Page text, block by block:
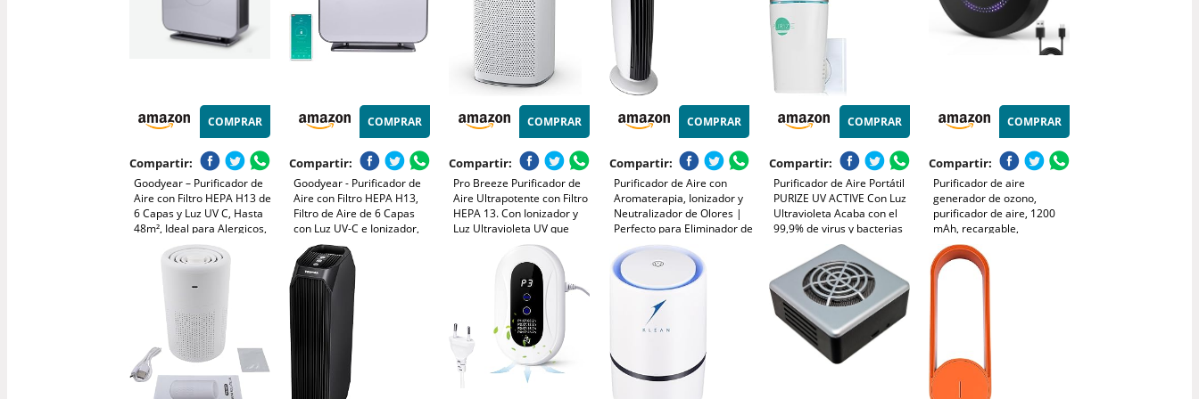
COMPRAR
Compartir:
Goodyear – Purificador de
Aire con Filtro HEPA H13 de
6 Capas y Luz UV C, Hasta
48m², Ideal para Alergicos,
CADR 120 m³/h, Modo
Sleep, con Mando
COMPRAR
Compartir:
Goodyear - Purificador de
Aire con Filtro HEPA H13,
Filtro de Aire de 6 Capas
con Luz UV-C e Ionizador,
Elimina 99% de Alergias,
Polen y Humo, Cobertura 88
m², Silencioso 20dB para
Dormitorio
COMPRAR
Compartir:
Pro Breeze Purificador de
Aire Ultrapotente con Filtro
HEPA 13. Con Ionizador y
Luz Ultravioleta UV que
captura Partículas,
Alérgenos y Elimina olores.
Para Casa y Habitaciones
CADR 460 m³
COMPRAR
Compartir:
Purificador de Aire con
Aromaterapia, Ionizador y
Neutralizador de Olores |
Perfecto para Eliminador de
Olores, Tabaco, Alergias,
Antiacaros | Air Purifier
Hogar y Cocina |
Generador de Ozono
COMPRAR
Compartir:
Purificador de Aire Portátil
PURIZE UV ACTIVE Con Luz
Ultravioleta Acaba con el
99,9% de virus y bacterias
Aire sano, sin malos olores,
para toda la familia. Seguro,
potente, económico,
silencioso.
COMPRAR
Compartir:
Purificador de aire
generador de ozono,
purificador de aire, 1200
mAh, recargable,
generador de ionizador,
neutralizador de olores,
para baño, cocina, humo,
coches, mascotas,